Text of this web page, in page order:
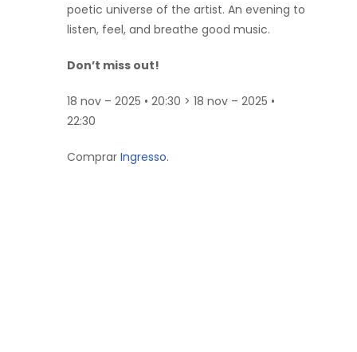
poetic universe of the artist. An evening to
listen, feel, and breathe good music.
Don’t miss out!
18 nov – 2025 • 20:30 > 18 nov – 2025 •
22:30
Comprar Ingresso.